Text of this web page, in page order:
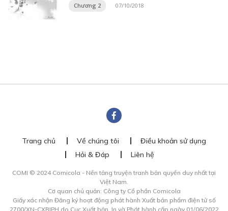
Chương 2 07/10/2018
Trang chủ Về chúng tôi
Điều khoản sử dụng
Hỏi & Đáp
Liên hệ
COMI © 2024 Comicola - Nền tảng truyện tranh bản quyền duy nhất tại
Việt Nam.
Cơ quan chủ quản: Công ty Cổ phần Comicola
Giấy xác nhận Đăng ký hoạt động phát hành Xuất bản phẩm điện tử số
2700/XN-CXBIPH do Cục Xuất bản, In và Phát hành cấp ngày 01/06/2022